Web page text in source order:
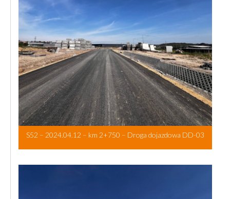
S52 – 2024.04.12 – km 2+750 – Droga dojazdowa DD-03